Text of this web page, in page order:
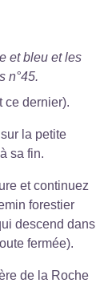
et bleu et les
n°45.
ce dernier).
la petite
sa fin.
et continuez
forestier
descend dans
fermée).
de la Roche